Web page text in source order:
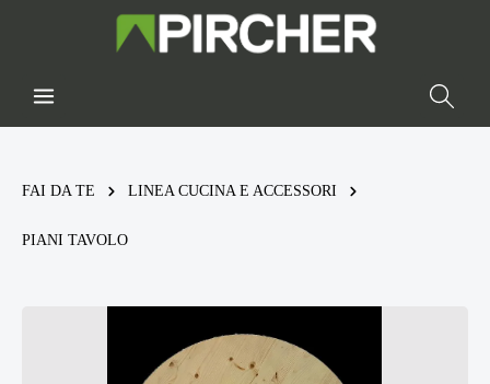
FAI DA TE LINEA CUCINA E ACCESSORI
PIANI TAVOLO